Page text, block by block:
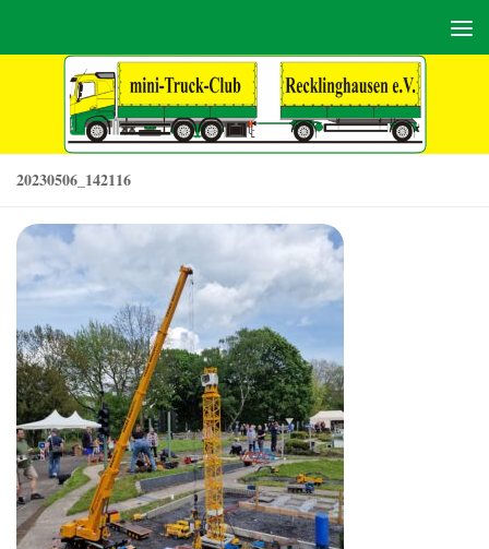
20230506_142116